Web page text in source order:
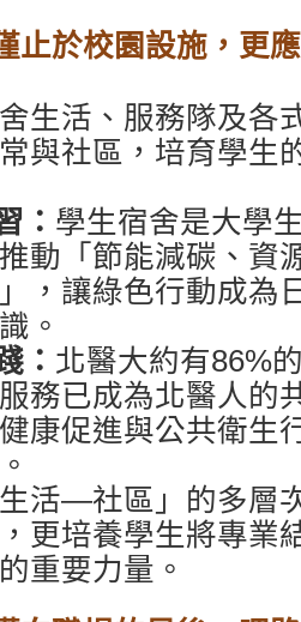
止於校園設施，更
生活、服務隊及各
與社區，培育學生
： 學生宿舍是大學
動「節能減碳、資
，讓綠色行動成為
。
： 北醫大約有86%
務已成為北醫人的
康促進與公共衛生
活—社區」的多層
更培養學生將專業
重要力量。